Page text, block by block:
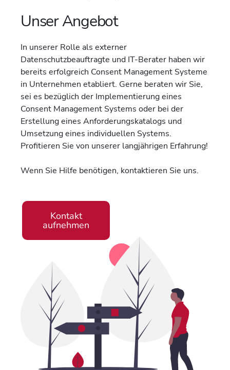
Unser Angebot
In unserer Rolle als externer
Datenschutzbeauftragte und IT-Berater haben wir
bereits erfolgreich Consent Management Systeme
in Unternehmen etabliert. Gerne beraten wir Sie,
sei es bezüglich der Implementierung eines
Consent Management Systems oder bei der
Erstellung eines Anforderungskatalogs und
Umsetzung eines individuellen Systems.
Profitieren Sie von unserer langjährigen Erfahrung!
Wenn Sie Hilfe benötigen, kontaktieren Sie uns.
Kontakt
aufnehmen